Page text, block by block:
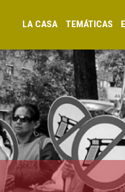
LA CASA TEMÁTICAS